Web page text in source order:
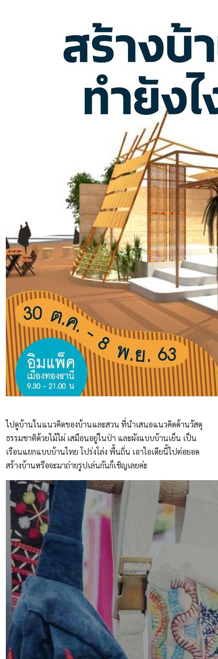
ไปดูบ้านในแนวคิดของบ้านและสวน ที่นำเสนอแนวคิดด้านวัสดุ
ธรรมชาติด้วยไม้ไผ่ เสมือนอยู่ในป่า และผังแบบบ้านเย็น เป็น
เรือนแยกแบบบ้านไทย โปร่งโล่ง พื้นถิ่น เอาไอเดียนี้ไปต่อยอด
สร้างบ้านหรือจะมาถ่ายรูปเล่นกันก็เชิญเลยค่ะ